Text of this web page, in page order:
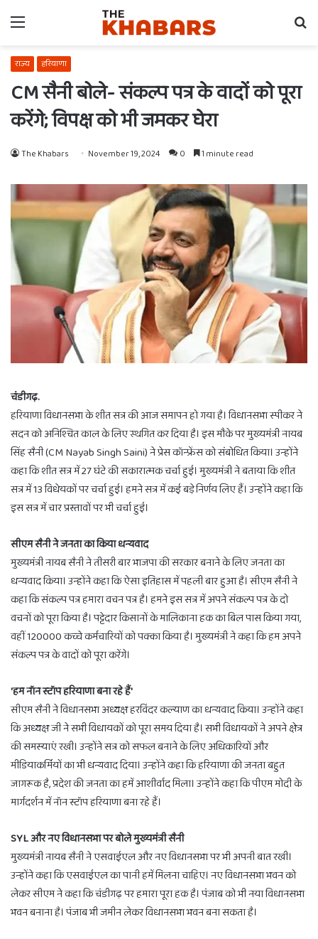
Menu
राज्य हरियाणा
CM सैनी बोले- संकल्प पत्र के वादों को पूरा
करेंगे; विपक्ष को भी जमकर घेरा
The Khabars November 19, 2024 0 1 minute read
चंडीगढ़.
हरियाणा विधानसभा के शीत सत्र की आज समापन हो गया है। विधानसभा स्पीकर ने
सदन को अनिश्चित काल के लिए स्थगित कर दिया है। इस मौके पर मुख्यमंत्री नायब
सिंह सैनी (CM Nayab Singh Saini) ने प्रेस कॉन्फ्रेंस को संबोधित किया। उन्होंने
कहा कि शीत सत्र में 27 घंटे की सकारात्मक चर्चा हुई। मुख्यमंत्री ने बताया कि शीत
सत्र में 13 विधेयकों पर चर्चा हुई। हमने सत्र में कई बड़े निर्णय लिए हैं। उन्होंने कहा कि
इस सत्र में चार प्रस्तावों पर भी चर्चा हुई।
सीएम सैनी ने जनता का किया धन्यवाद
मुख्यमंत्री नायब सैनी ने तीसरी बार भाजपा की सरकार बनाने के लिए जनता का
धन्यवाद किया। उन्होंने कहा कि ऐसा इतिहास में पहली बार हुआ है। सीएम सैनी ने
कहा कि संकल्प पत्र हमारा वचन पत्र है। हमने इस सत्र में अपने संकल्प पत्र के दो
वचनों को पूरा किया है। पट्टेदार किसानों के मालिकाना हक का बिल पास किया गया,
वहीं 120000 कच्चे कर्मचारियों को पक्का किया है। मुख्यमंत्री ने कहा कि हम अपने
संकल्प पत्र के वादों को पूरा करेंगे।
'हम नॉन स्टॉप हरियाणा बना रहे हैं'
सीएम सैनी ने विधानसभा अध्यक्ष हरविंदर कल्याण का धन्यवाद किया। उन्होंने कहा
कि अध्यक्ष जी ने सभी विधायकों को पूरा समय दिया है। सभी विधायकों ने अपने क्षेत्र
की समस्याएं रखी। उन्होंने सत्र को सफल बनाने के लिए अधिकारियों और
मीडियाकर्मियों का भी धन्यवाद दिया। उन्होंने कहा कि हरियाणा की जनता बहुत
जागरूक है, प्रदेश की जनता का हमें आशीर्वाद मिला। उन्होंने कहा कि पीएम मोदी के
मार्गदर्शन में नॉन स्टॉप हरियाणा बना रहे हैं।
SYL और नए विधानसभा पर बोले मुख्यमंत्री सैनी
मुख्यमंत्री नायब सैनी ने एसवाईएल और नए विधानसभा पर भी अपनी बात रखी।
उन्होंने कहा कि एसवाईएल का पानी हमें मिलना चाहिए। नए विधानसभा भवन को
लेकर सीएम ने कहा कि चंडीगढ़ पर हमारा पूरा हक है। पंजाब को भी नया विधानसभा
भवन बनाना है। पंजाब भी जमीन लेकर विधानसभा भवन बना सकता है।